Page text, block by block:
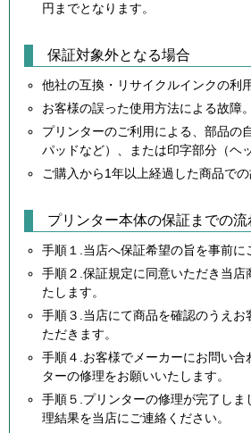
円までとなります。
保証対象外となる場合
他社の互換・リサイクルインクの利
お客様の誤った使用方法による故障。
プリンターのご利用による、部品の
パッドなど）、または印字部分（ヘ
ご購入から1年以上経過した商品での
プリンター本体の保証までの流
手順１.当店へ保証希望の旨を事前に
手順２.保証規定に同意いただき当店
たします。
手順３.当店にて商品を確認のうえお
ただきます。
手順４.お客様でメーカーにお問い合
ターの修理をお願いいたします。
手順５.プリンターの修理が完了しま
理結果を当店にご連絡ください。